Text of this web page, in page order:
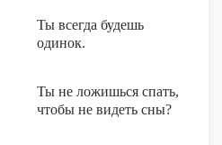
Ты всегда будешь
одинок.
Ты не ложишься спать,
чтобы не видеть сны?